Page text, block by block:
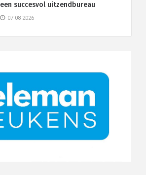
een succesvol uitzendbureau
07-08-2026